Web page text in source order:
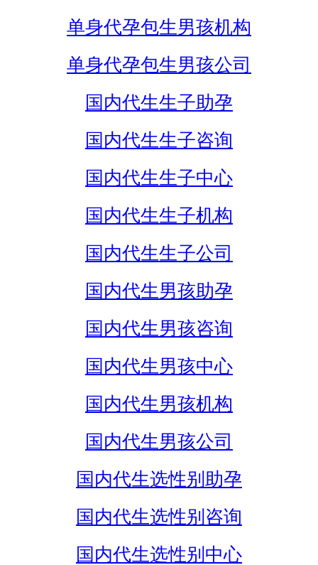
单身代孕包生男孩机构
单身代孕包生男孩公司
国内代生生子助孕
国内代生生子咨询
国内代生生子中心
国内代生生子机构
国内代生生子公司
国内代生男孩助孕
国内代生男孩咨询
国内代生男孩中心
国内代生男孩机构
国内代生男孩公司
国内代生选性别助孕
国内代生选性别咨询
国内代生选性别中心